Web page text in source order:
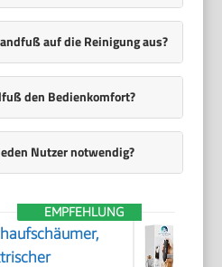
auf die Reinigung aus?
den Bedienkomfort?
Nutzer notwendig?
EMPFEHLUNG